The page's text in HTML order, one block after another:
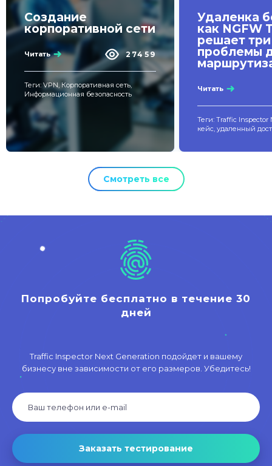
Создание
корпоративной сети
Читать 27459
Теги: VPN, Корпоративная сеть,
Информационная безопасность
Удаленка
как NGFW
решает
проблемы
Читать
Теги: Traffic Inspector
кейс, удаленный
Смотреть все
Попробуйте бесплатно в течение 30
дней
Traffic Inspector Next Generation подойдет и вашему
бизнесу вне зависимости от его размеров. Убедитесь!
Заказать тестирование